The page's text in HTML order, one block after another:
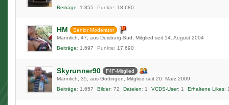
Beiträge
1.855 Punkte 18.680
HM
Senior Moderator
Männlich
47 aus Duisburg-Süd
Mitglied seit 14. August 2004
Beiträge
1.697 Punkte 17.690
Skyrunner90
F4F-Mitglied
Männlich
35 aus Göttingen
Mitglied seit 20. März 2009
Beiträge
1.657 Bilder 72 Dateien 1 VCDS-User 1 Erhaltene Likes